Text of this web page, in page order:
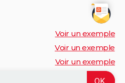
Voir un exemple
Voir un exemple
Voir un exemple